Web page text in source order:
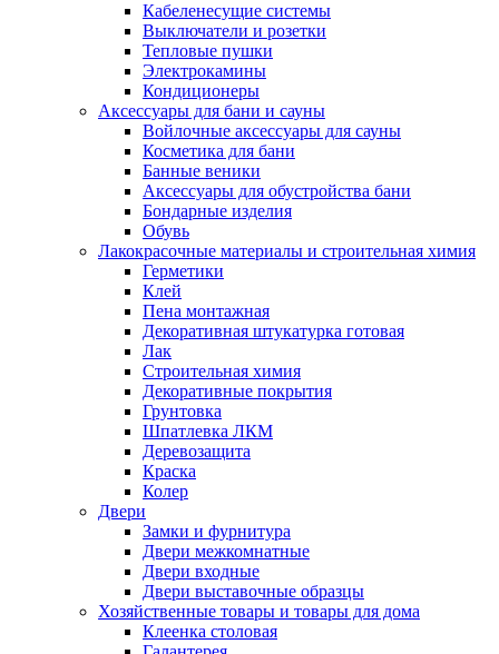
Кабеленесущие системы
Выключатели и розетки
Тепловые пушки
Электрокамины
Кондиционеры
Аксессуары для бани и сауны
Войлочные аксессуары для сауны
Косметика для бани
Банные веники
Аксессуары для обустройства бани
Бондарные изделия
Обувь
Лакокрасочные материалы и строительная химия
Герметики
Клей
Пена монтажная
Декоративная штукатурка готовая
Лак
Строительная химия
Декоративные покрытия
Грунтовка
Шпатлевка ЛКМ
Деревозащита
Краска
Колер
Двери
Замки и фурнитура
Двери межкомнатные
Двери входные
Двери выставочные образцы
Хозяйственные товары и товары для дома
Клеенка столовая